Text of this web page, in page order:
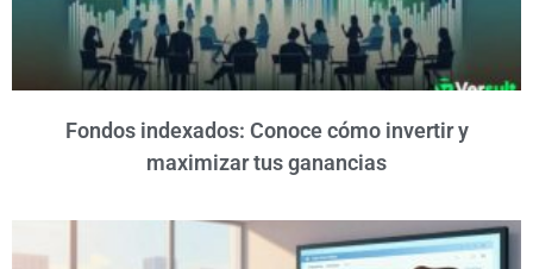
Fondos indexados: Conoce cómo invertir y
maximizar tus ganancias